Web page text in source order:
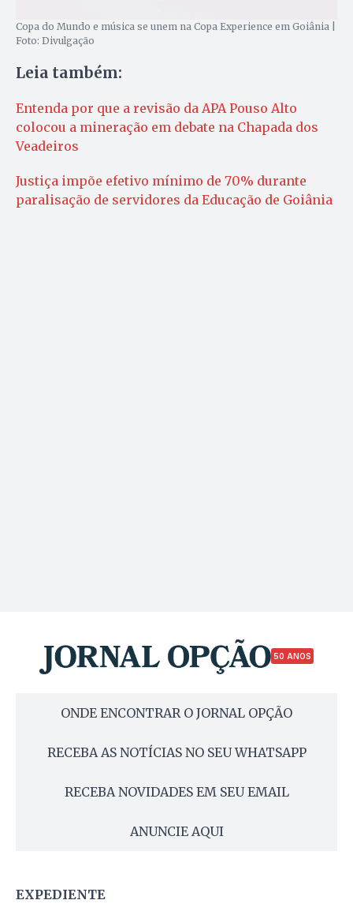
Copa do Mundo e música se unem na Copa Experience em Goiânia |
Foto: Divulgação
Leia também:
Entenda por que a revisão da APA Pouso Alto
colocou a mineração em debate na Chapada dos
Veadeiros
Justiça impõe efetivo mínimo de 70% durante
paralisação de servidores da Educação de Goiânia
50 ANOS
ONDE ENCONTRAR O JORNAL OPÇÃO
RECEBA AS NOTÍCIAS NO SEU WHATSAPP
RECEBA NOVIDADES EM SEU EMAIL
ANUNCIE AQUI
EXPEDIENTE